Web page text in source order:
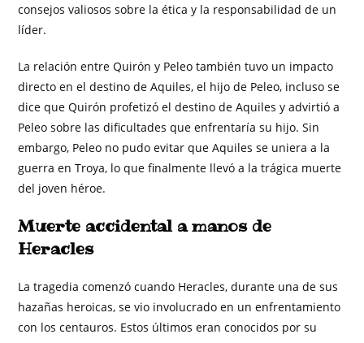
consejos valiosos sobre la ética y la responsabilidad de un
líder.
La relación entre Quirón y Peleo también tuvo un impacto
directo en el destino de Aquiles, el hijo de Peleo, incluso se
dice que Quirón profetizó el destino de Aquiles y advirtió a
Peleo sobre las dificultades que enfrentaría su hijo. Sin
embargo, Peleo no pudo evitar que Aquiles se uniera a la
guerra en Troya, lo que finalmente llevó a la trágica muerte
del joven héroe.
Muerte accidental a manos de
Heracles
La tragedia comenzó cuando Heracles, durante una de sus
hazañas heroicas, se vio involucrado en un enfrentamiento
con los centauros. Estos últimos eran conocidos por su